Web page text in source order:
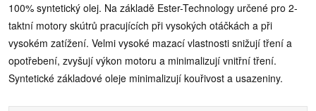
100% syntetický olej. Na základě Ester-Technology určené pro 2-
taktní motory skútrů pracujících při vysokých otáčkách a při
vysokém zatížení. Velmi vysoké mazací vlastnosti snižují tření a
opotřebení, zvyšují výkon motoru a minimalizují vnitřní tření.
Syntetické základové oleje minimalizují kouřivost a usazeniny.